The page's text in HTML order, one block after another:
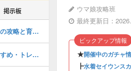
ウマ娘攻略班
最終更新日：
★開催中のガチャ
┣水着セイウンス
ピックアップ情報
掲示板
新シナリオ「トレセン軒」の攻略と育成立ち回り・ラーメンシナリオ
新シナリオの地域選択おすすめ・トレセン軒